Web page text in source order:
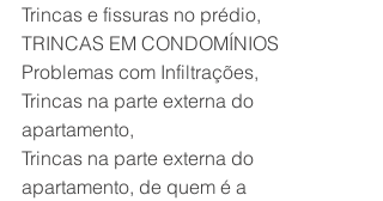
Trincas e fissuras no prédio,
TRINCAS EM CONDOMÍNIOS
Problemas com Infiltrações,
Trincas na parte externa do
apartamento,
Trincas na parte externa do
apartamento, de quem é a